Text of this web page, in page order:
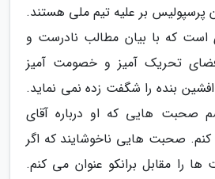
پرسپولیس بر علیه تیم ملی هستند.
است که با بیان مطالب نادرست و
تحریک آمیز و خصومت آمیز
بنده را شگفت زده نمی نماید.
هایی که او درباره آقای
کنم. صحبت هایی ناخوشایند که اگر
را مقابل برانکو عنوان می کنم.